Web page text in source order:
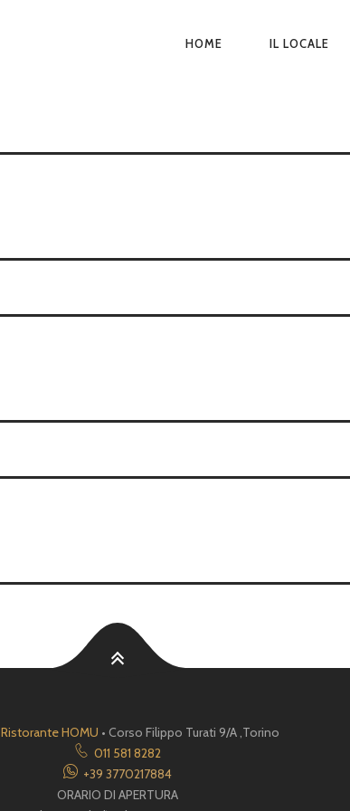
NAVIGAZIONE
HOME IL LOCALE
Ristorante HOMU • Corso Filippo Turati 9/A ,Torino
011 581 8282
+39 3770217884
ORARIO DI APERTURA